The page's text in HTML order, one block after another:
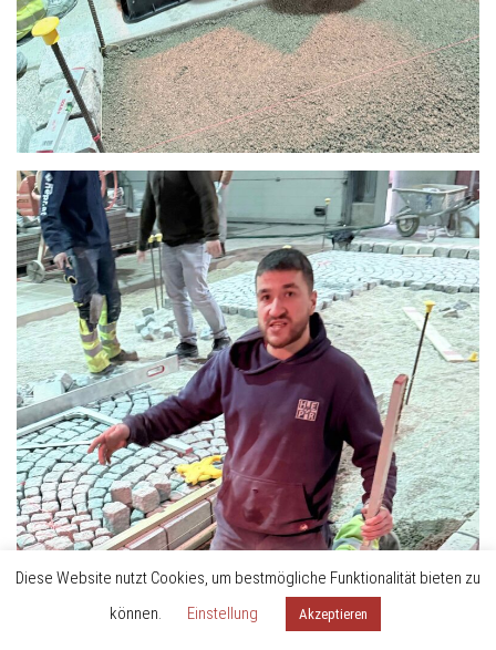
Diese Website nutzt Cookies, um bestmögliche Funktionalität bieten zu
können.
Einstellung Akzeptieren